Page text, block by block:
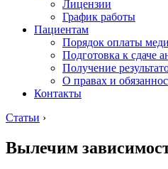
Лицензии
График работы
Пациентам
Порядок оплаты
Подготовка к сдаче
Получение
О правах и
Контакты
Статьи ›
Вылечим